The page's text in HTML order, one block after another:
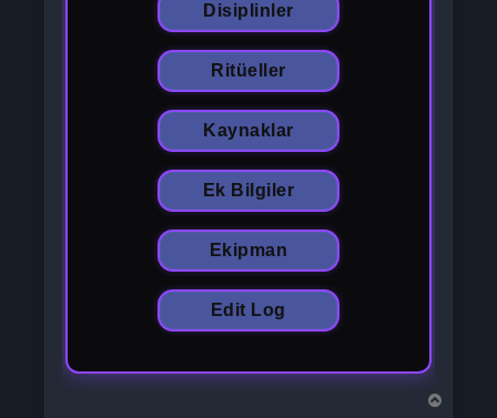
Disiplinler
Ritüeller
Kaynaklar
Ek Bilgiler
Ekipman
Edit Log